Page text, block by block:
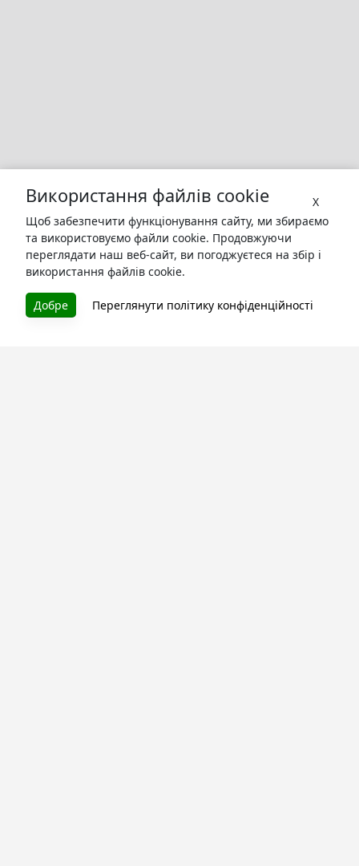
X
Використання файлів cookie
Щоб забезпечити функціонування сайту, ми збираємо
та використовуємо файли cookie. Продовжуючи
переглядати наш веб-сайт, ви погоджуєтеся на збір і
використання файлів cookie.
Добре Переглянути політику конфіденційності